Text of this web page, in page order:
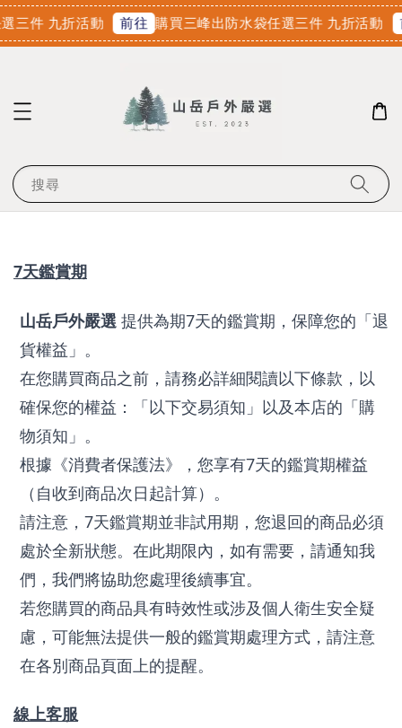
三件 九折活動 前往 購買三峰出防水袋任選三件 九折活動
搜尋
7天鑑賞期
山岳戶外嚴選 提供為期7天的鑑賞期，保障您的「退
貨權益」。
在您購買商品之前，請務必詳細閱讀以下條款，以
確保您的權益：「以下交易須知」以及本店的「購
物須知」。
根據《消費者保護法》，您享有7天的鑑賞期權益
（自收到商品次日起計算）。
請注意，7天鑑賞期並非試用期，您退回的商品必須
處於全新狀態。在此期限內，如有需要，請通知我
們，我們將協助您處理後續事宜。
若您購買的商品具有時效性或涉及個人衛生安全疑
慮，可能無法提供一般的鑑賞期處理方式，請注意
在各別商品頁面上的提醒。
線上客服